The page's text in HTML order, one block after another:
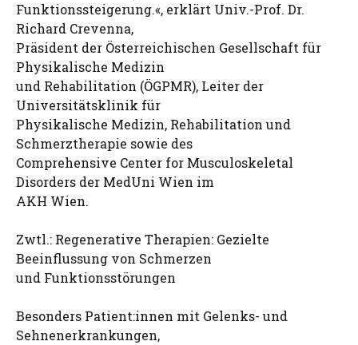
Funktionssteigerung.«, erklärt Univ.-Prof. Dr.
Richard Crevenna,
Präsident der Österreichischen Gesellschaft für
Physikalische Medizin
und Rehabilitation (ÖGPMR), Leiter der
Universitätsklinik für
Physikalische Medizin, Rehabilitation und
Schmerztherapie sowie des
Comprehensive Center for Musculoskeletal
Disorders der MedUni Wien im
AKH Wien.
Zwtl.: Regenerative Therapien: Gezielte
Beeinflussung von Schmerzen
und Funktionsstörungen
Besonders Patient:innen mit Gelenks- und
Sehnenerkrankungen,